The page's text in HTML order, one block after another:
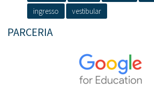
ingresso
vestibular
PARCERIA